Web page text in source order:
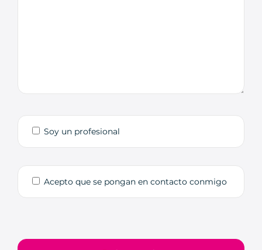
Soy un profesional
Acepto que se pongan en contacto conmigo